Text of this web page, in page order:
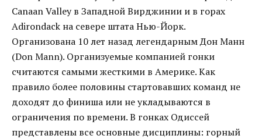
Сanaan Valley в Западной Вирджинии и в горах
Adirondack на севере штата Нью-Йорк.
Организована 10 лет назад легендарным Дон Манн
(Don Mann). Организуемые компанией гонки
считаются самыми жесткими в Америке. Как
правило более половины стартовавших команд не
доходят до финиша или не укладываются в
ограничения по времени. В гонках Одиссей
представлены все основные дисциплины: горный